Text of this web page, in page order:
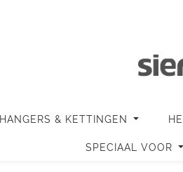
HANGERS & KETTINGEN
SPECIAAL VOOR